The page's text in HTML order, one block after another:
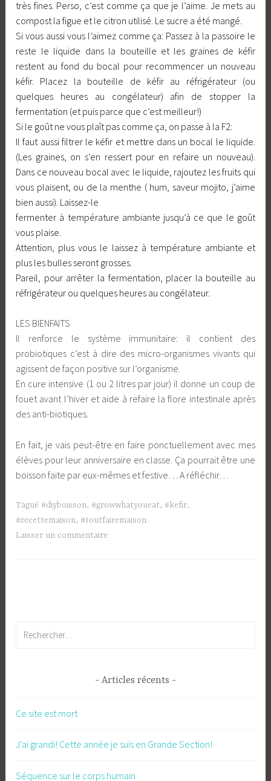
très fines. Perso, c’est comme ça que je l’aime. Je mets au
compost la figue et le citron utilisé. Le sucre a été mangé.
Si vous aussi vous l’aimez comme ça: Passez à la passoire le
reste le liquide dans la bouteille et les graines de kéfir
restent au fond du bocal pour recommencer un nouveau
kéfir. Placez la bouteille de kéfir au réfrigérateur (ou
quelques heures au congélateur) afin de stopper la
fermentation (et puis parce que c’est meilleur!)
Si le goût ne vous plaît pas comme ça, on passe à la F2:
Il faut aussi filtrer le kéfir et mettre dans un bocal le liquide.
(Les graines, on s’en ressert pour en refaire un nouveau).
Dans ce nouveau bocal avec le liquide, rajoutez les fruits qui
vous plaisent, ou de la menthe ( hum, saveur mojito, j’aime
bien aussi). Laissez-le
fermenter à température ambiante jusqu’à ce que le goût
vous plaise.
Attention, plus vous le laissez à température ambiante et
plus les bulles seront grosses.
Pareil, pour arrêter la fermentation, placer la bouteille au
réfrigérateur ou quelques heures au congélateur.
LES BIENFAITS
Il renforce le système immunitaire: il contient des
probiotiques c’est à dire des micro-organismes vivants qui
agissent de façon positive sur l’organisme.
En cure intensive (1 ou 2 litres par jour) il donne un coup de
fouet avant l’hiver et aide à refaire la flore intestinale après
des anti-biotiques.
En fait, je vais peut-être en faire ponctuellement avec mes
élèves pour leur anniversaire en classe. Ça pourrait être une
boisson faite par eux-mêmes et festive… A réfléchir…
Tagué #diyboisson, #growwhatyoueat, #kefir,
#recettemaison, #toutfairemaison
Laisser un commentaire
Articles récents
Ce site est mort
J’ai grandi! Cette année je suis en Grande Section!
Séquence sur le corps humain